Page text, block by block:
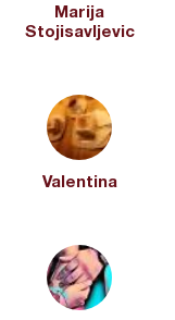
Marija
Stojisavljevic
Valentina